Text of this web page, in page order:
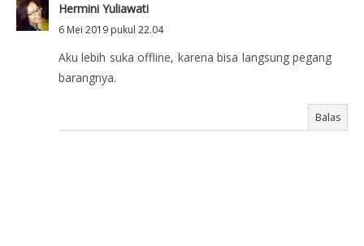
Hermini Yuliawati
6 Mei 2019 pukul 22.04
Aku lebih suka offline, karena bisa langsung pegang
barangnya.
Balas